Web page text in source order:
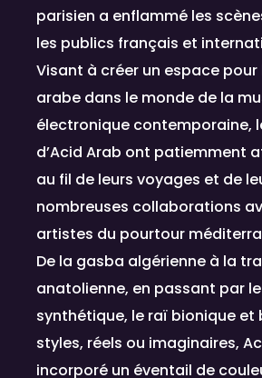
parisien a enflammé les
les publics français et
Visant à créer un espace
arabe dans le monde de la
électronique contemporaine,
d’Acid Arab ont patiemment
au fil de leurs voyages et de
nombreuses collaborations
artistes du pourtour
De la gasba algérienne à la
anatolienne, en passant par
synthétique, le raï bionique et
styles, réels ou imaginaires,
incorporé un éventail de